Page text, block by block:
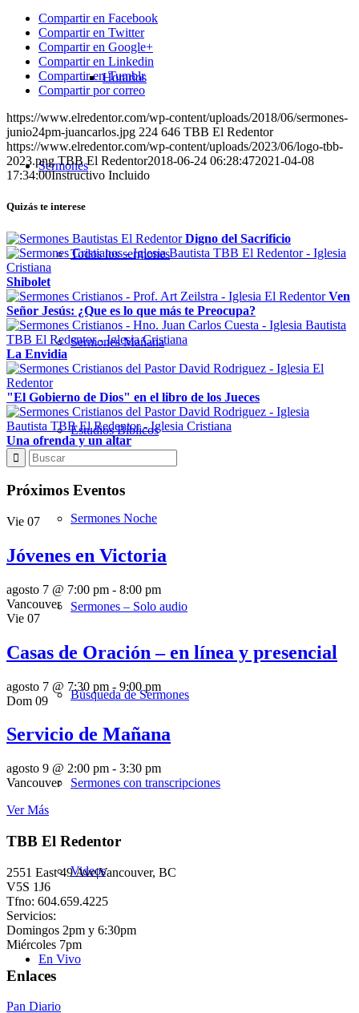
Horarios
Sermones
Todos los sermones
Sermones Mañana
Estudios Bíblicos
Sermones Noche
Sermones – Solo audio
Búsqueda de Sermones
Sermones con transcripciones
Videos
En Vivo
Compartir en Facebook
Compartir en Twitter
Compartir en Google+
Compartir en Linkedin
Compartir en Tumblr
Compartir por correo
https://www.elredentor.com/wp-content/uploads/2018/06/sermones-
junio24pm-juancarlos.jpg 224 646 TBB El Redentor
https://www.elredentor.com/wp-content/uploads/2023/06/logo-tbb-
2023.png TBB El Redentor2018-06-24 06:28:472021-04-08
17:34:00Instructivo Incluido
Quizás te interese
Digno del Sacrificio
Shibolet
Ven
Señor Jesús: ¿Que es lo que más te Preocupa?
La Envidia
"El Gobierno de Dios" en el libro de los Jueces
Una ofrenda y un altar
Próximos Eventos
Vie 07
Jóvenes en Victoria
agosto 7 @ 7:00 pm - 8:00 pm
Vancouver
Vie 07
Casas de Oración – en línea y presencial
agosto 7 @ 7:30 pm - 9:00 pm
Dom 09
Servicio de Mañana
agosto 9 @ 2:00 pm - 3:30 pm
Vancouver
Ver Más
TBB El Redentor
2551 East 49 Ave|Vancouver, BC
V5S 1J6
Tfno: 604.659.4225
Servicios:
Domingos 2pm y 6:30pm
Miércoles 7pm
Enlaces
Pan Diario